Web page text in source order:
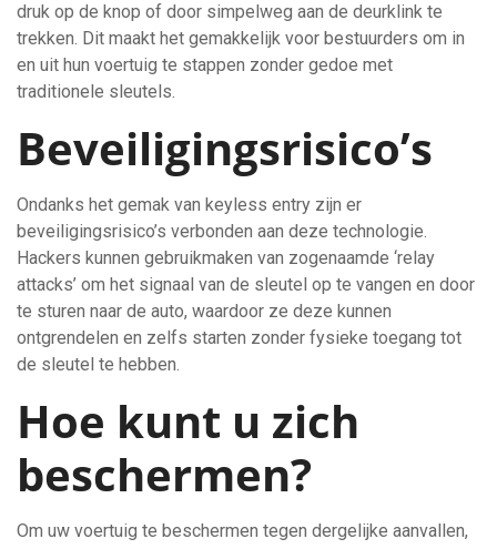
druk op de knop of door simpelweg aan de deurklink te
trekken. Dit maakt het gemakkelijk voor bestuurders om in
en uit hun voertuig te stappen zonder gedoe met
traditionele sleutels.
Beveiligingsrisico’s
Ondanks het gemak van keyless entry zijn er
beveiligingsrisico’s verbonden aan deze technologie.
Hackers kunnen gebruikmaken van zogenaamde ‘relay
attacks’ om het signaal van de sleutel op te vangen en door
te sturen naar de auto, waardoor ze deze kunnen
ontgrendelen en zelfs starten zonder fysieke toegang tot
de sleutel te hebben.
Hoe kunt u zich
beschermen?
Om uw voertuig te beschermen tegen dergelijke aanvallen,